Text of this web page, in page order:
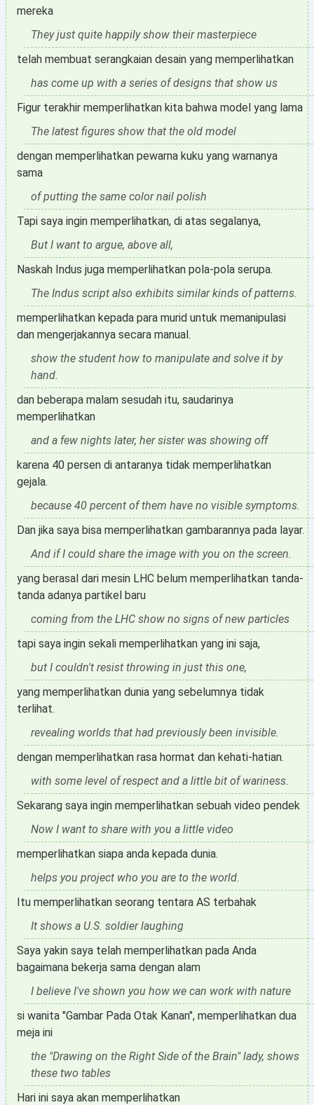
mereka
They just quite happily show their masterpiece
telah membuat serangkaian desain yang memperlihatkan
has come up with a series of designs that show us
Figur terakhir memperlihatkan kita bahwa model yang lama
The latest figures show that the old model
dengan memperlihatkan pewarna kuku yang warnanya
sama
of putting the same color nail polish
Tapi saya ingin memperlihatkan, di atas segalanya,
But I want to argue, above all,
Naskah Indus juga memperlihatkan pola-pola serupa.
The Indus script also exhibits similar kinds of patterns.
memperlihatkan kepada para murid untuk memanipulasi
dan mengerjakannya secara manual.
show the student how to manipulate and solve it by
hand.
dan beberapa malam sesudah itu, saudarinya
memperlihatkan
and a few nights later, her sister was showing off
karena 40 persen di antaranya tidak memperlihatkan
gejala.
because 40 percent of them have no visible symptoms.
Dan jika saya bisa memperlihatkan gambarannya pada layar.
And if I could share the image with you on the screen.
yang berasal dari mesin LHC belum memperlihatkan tanda-
tanda adanya partikel baru
coming from the LHC show no signs of new particles
tapi saya ingin sekali memperlihatkan yang ini saja,
but I couldn't resist throwing in just this one,
yang memperlihatkan dunia yang sebelumnya tidak
terlihat.
revealing worlds that had previously been invisible.
dengan memperlihatkan rasa hormat dan kehati-hatian.
with some level of respect and a little bit of wariness.
Sekarang saya ingin memperlihatkan sebuah video pendek
Now I want to share with you a little video
memperlihatkan siapa anda kepada dunia.
helps you project who you are to the world.
Itu memperlihatkan seorang tentara AS terbahak
It shows a U.S. soldier laughing
Saya yakin saya telah memperlihatkan pada Anda
bagaimana bekerja sama dengan alam
I believe I've shown you how we can work with nature
si wanita "Gambar Pada Otak Kanan", memperlihatkan dua
meja ini
the "Drawing on the Right Side of the Brain" lady, shows
these two tables
Hari ini saya akan memperlihatkan